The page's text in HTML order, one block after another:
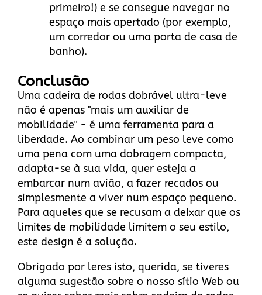
primeiro!) e se consegue navegar no
espaço mais apertado (por exemplo,
um corredor ou uma porta de casa de
banho).
Conclusão
Uma cadeira de rodas dobrável ultra-leve
não é apenas "mais um auxiliar de
mobilidade" - é uma ferramenta para a
liberdade. Ao combinar um peso leve como
uma pena com uma dobragem compacta,
adapta-se à sua vida, quer esteja a
embarcar num avião, a fazer recados ou
simplesmente a viver num espaço pequeno.
Para aqueles que se recusam a deixar que os
limites de mobilidade limitem o seu estilo,
este design é a solução.
Obrigado por leres isto, querida, se tiveres
alguma sugestão sobre o nosso sítio Web ou